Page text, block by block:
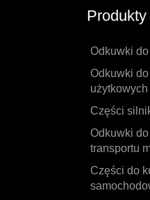
Produkty
Odkuwki
Odkuwki
użytkowych
Części
Odkuwki
transportu
Części do